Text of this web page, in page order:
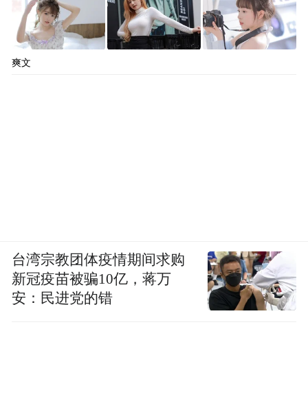
爽文
台湾宗教团体疫情期间求购
新冠疫苗被骗10亿，蒋万
安：民进党的错